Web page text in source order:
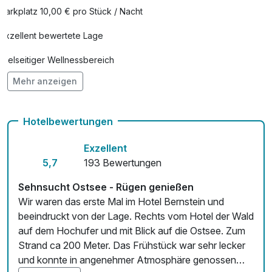
Parkplatz 10,00 € pro Stück / Nacht
Exzellent bewertete Lage
Vielseitiger Wellnessbereich
Hunde im Hotel nicht erlaubt
Fitnessgeräte stehen bereit
Kostenloses W-LAN
Zimmerservice verfügbar
Mit Hotelbar
Mehr anzeigen
Hotelbewertungen
5,7
Exzellent
193 Bewertungen
Sehnsucht Ostsee - Rügen genießen
Wir waren das erste Mal im Hotel Bernstein und
beeindruckt von der Lage. Rechts vom Hotel der Wald
auf dem Hochufer und mit Blick auf die Ostsee. Zum
Strand ca 200 Meter. Das Frühstück war sehr lecker
und konnte in angenehmer Atmosphäre genossen